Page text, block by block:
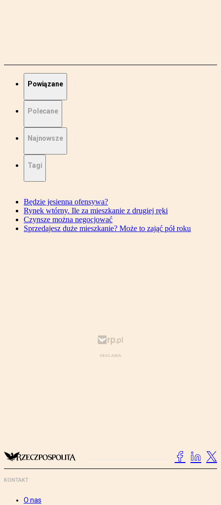
Powiązane
Polecane
Najnowsze
Tagi
Będzie jesienna ofensywa?
Rynek wtórny. Ile za mieszkanie z drugiej ręki
Czynsze można negocjować
Sprzedajesz duże mieszkanie? Może to zająć pół roku
KONTAKT
O nas